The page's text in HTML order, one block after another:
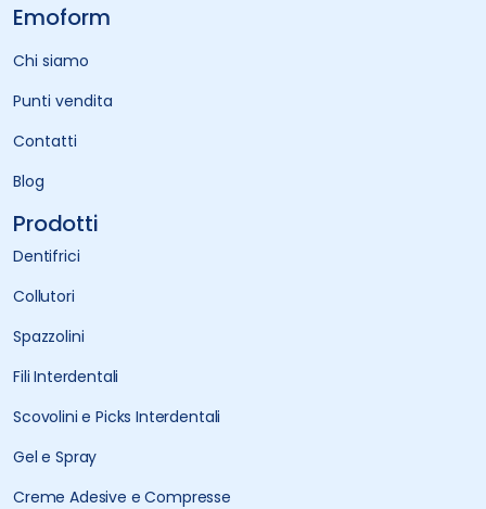
Emoform
Chi siamo
Punti vendita
Contatti
Blog
Prodotti
Dentifrici
Collutori
Spazzolini
Fili Interdentali
Scovolini e Picks Interdentali
Gel e Spray
Creme Adesive e Compresse